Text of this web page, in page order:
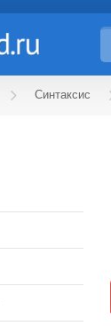
Синтаксис